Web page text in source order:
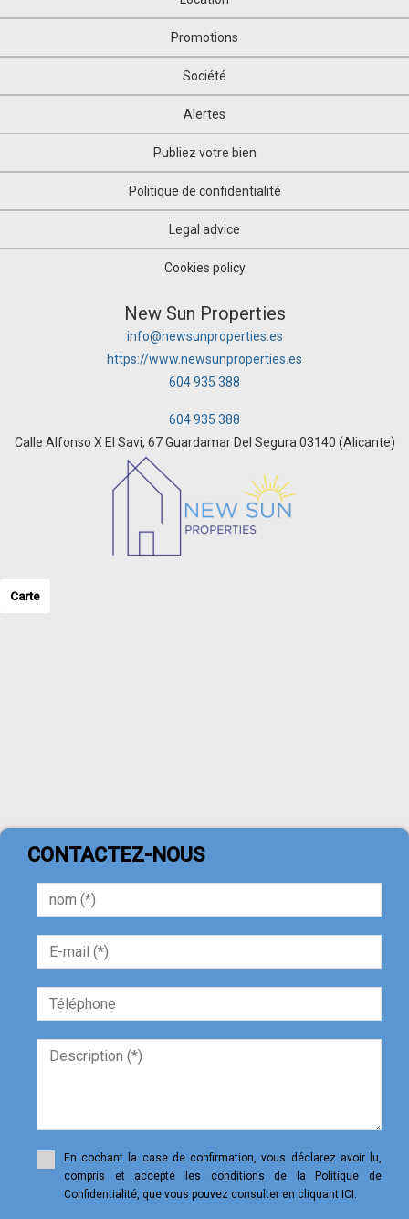
Promotions
Société
Alertes
Publiez votre bien
Politique de confidentialité
Legal advice
Cookies policy
New Sun Properties
info@newsunproperties.es
https://www.newsunproperties.es
604 935 388
604 935 388
Calle Alfonso X El Savi, 67 Guardamar Del Segura 03140 (Alicante)
Carte
CONTACTEZ-NOUS
En cochant la case de confirmation, vous déclarez avoir lu,
compris et accepté les conditions de la Politique de
Confidentialité, que vous pouvez consulter en cliquant ICI.